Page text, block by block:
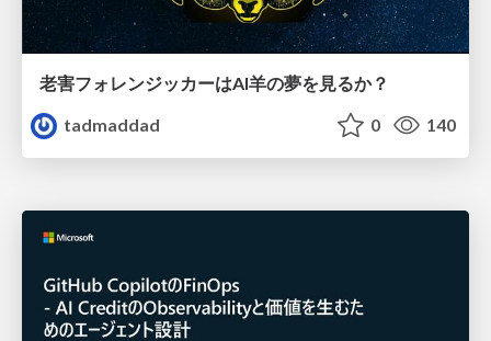
老害フォレンジッカーはAI羊の夢を見るか？
tadmaddad
0 140